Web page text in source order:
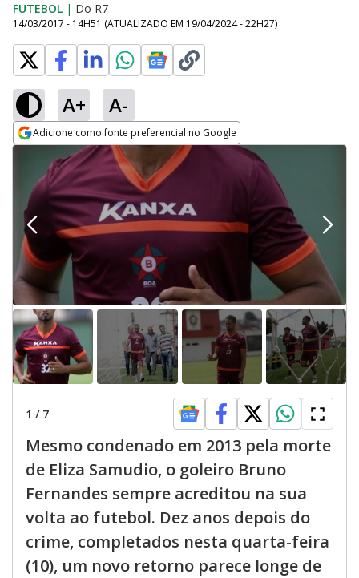
FUTEBOL | Do R7
14/03/2017 - 14H51 (ATUALIZADO EM 19/04/2024 - 22H27)
A+ A-
Adicione como fonte preferencial no Google
Opens in new window
1 / 7
Mesmo condenado em 2013 pela morte
de Eliza Samudio, o goleiro Bruno
Fernandes sempre acreditou na sua
volta ao futebol. Dez anos depois do
crime, completados nesta quarta-feira
(10), um novo retorno parece longe de